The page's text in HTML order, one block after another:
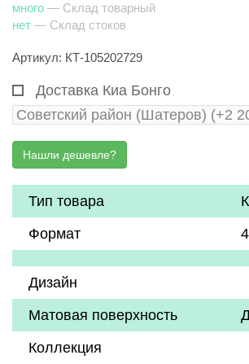
много — Склад товарный
нет — Склад стоков
Артикул: КТ-105202729
Доставка Киа Бонго
Тип товара
Формат
Дизайн
Матовая поверхность
Коллекция